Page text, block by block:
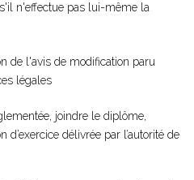
n'effectue pas lui-même la
de l'avis de modification paru
légales
joindre le diplôme,
d’exercice délivrée par l’autorité de